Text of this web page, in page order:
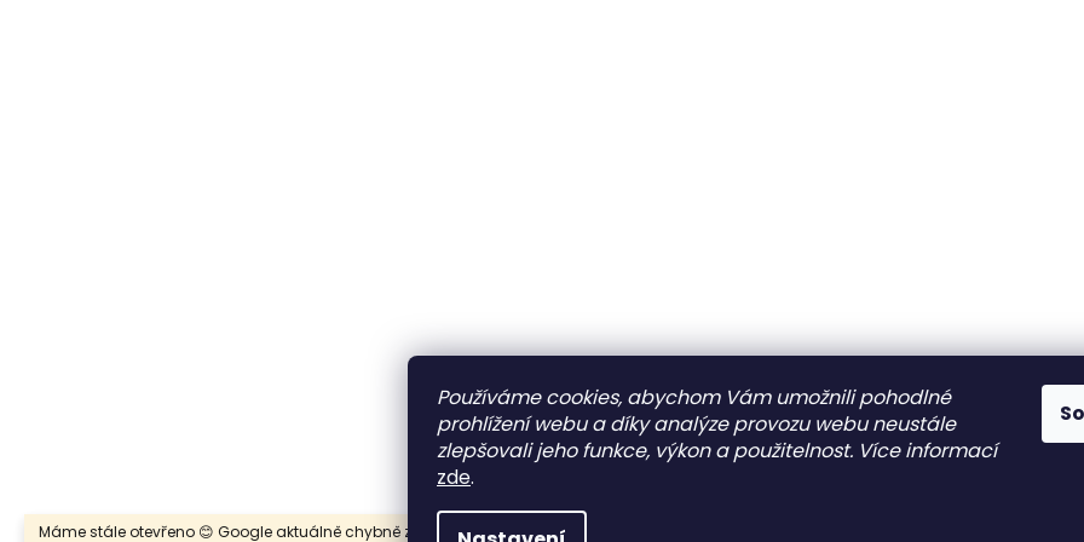
Používáme cookies, abychom Vám umožnili pohodlné
prohlížení webu a díky analýze provozu webu neustále
zlepšovali jeho funkce, výkon a použitelnost. Více informací
zde.
Máme stále otevřeno 😊 Google aktuálně chybně zobrazuje stav „trvale